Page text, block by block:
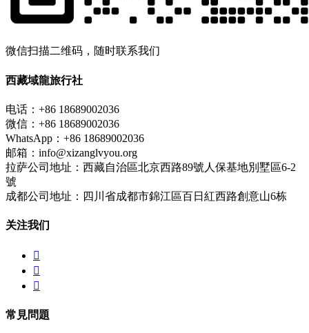
微信扫描二维码，随时联系我们
西藏域龍旅行社
电话：+86 18689002036
微信：+86 18689002036
WhatsApp：+86 18689002036
邮箱：info@xizanglvyou.org
拉萨公司地址：西藏自治區北京西路89號人保基地別墅區6-2
號
成都公司地址：四川省成都市錦江區百日紅西路創意山6栋
关注我们



常見問題